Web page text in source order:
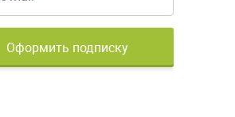
Оформить подписку